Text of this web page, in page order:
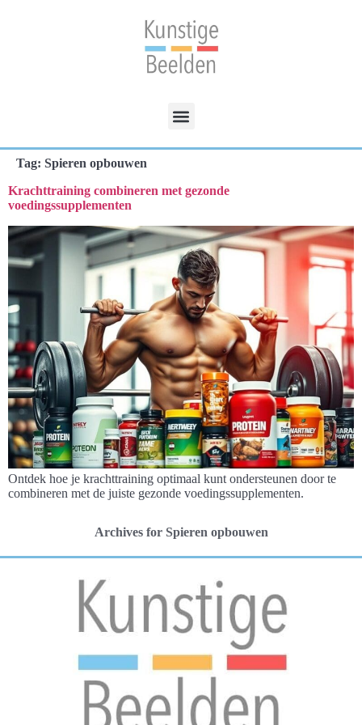
Tag: Spieren opbouwen
Krachttraining combineren met gezonde
voedingssupplementen
Ontdek hoe je krachttraining optimaal kunt ondersteunen door te
combineren met de juiste gezonde voedingssupplementen.
Archives for Spieren opbouwen